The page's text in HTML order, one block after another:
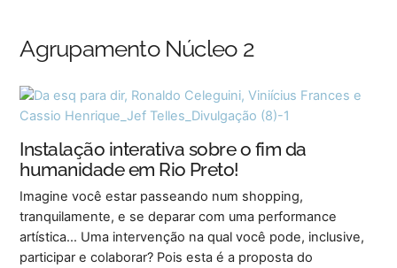
content
Agrupamento Núcleo 2
Instalação interativa sobre o fim da
humanidade em Rio Preto!
Imagine você estar passeando num shopping,
tranquilamente, e se deparar com uma performance
artística… Uma intervenção na qual você pode, inclusive,
participar e colaborar? Pois esta é a proposta do
Top